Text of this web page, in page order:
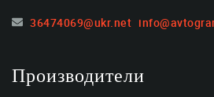
36474069@ukr.net
Производители